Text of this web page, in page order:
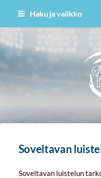
Siirry
Haku ja valikko
Soveltavan
Soveltavan luistelun